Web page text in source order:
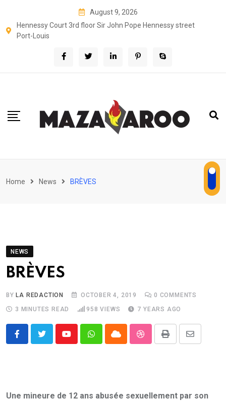
content
August 9, 2026
Hennessy Court 3rd floor Sir John Pope Hennessy street
Port-Louis
Home News BRÈVES
NEWS
BRÈVES
BYLA REDACTION OCTOBER 4, 2019 0 COMMENTS
3 MINUTES READ
958 VIEWS 7 YEARS AGO
YoutubeWhatsappCloud StumbleUpon
Print
Share
Une mineure de 12 ans abusée sexuellement par son